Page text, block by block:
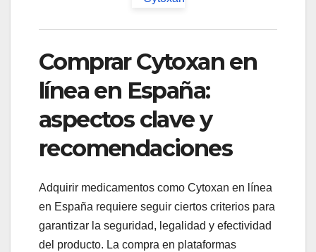
Comprar Cytoxan en
línea en España:
aspectos clave y
recomendaciones
Adquirir medicamentos como Cytoxan en línea
en España requiere seguir ciertos criterios para
garantizar la seguridad, legalidad y efectividad
del producto. La compra en plataformas